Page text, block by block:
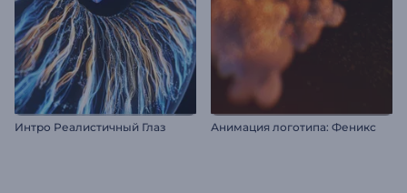
Интро Реалистичный Глаз Анимация логотипа: Феникс